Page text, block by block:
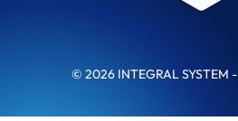
© 2026 INTEGRAL SYSTEM -